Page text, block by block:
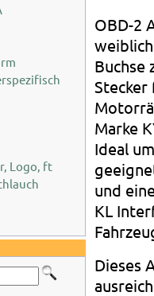
Logo, ft
OBD-2
Buchse
Stecker
Marke
Ideal
und
KL
Dieses